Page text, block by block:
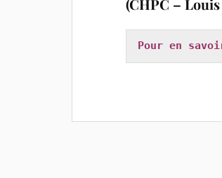
(CHPC –
Pour en